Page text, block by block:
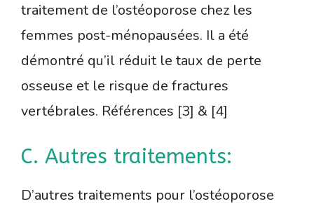
traitement de l’ostéoporose chez les
femmes post-ménopausées. Il a été
démontré qu’il réduit le taux de perte
osseuse et le risque de fractures
vertébrales. Références [3] & [4]
C. Autres traitements:
D’autres traitements pour l’ostéoporose